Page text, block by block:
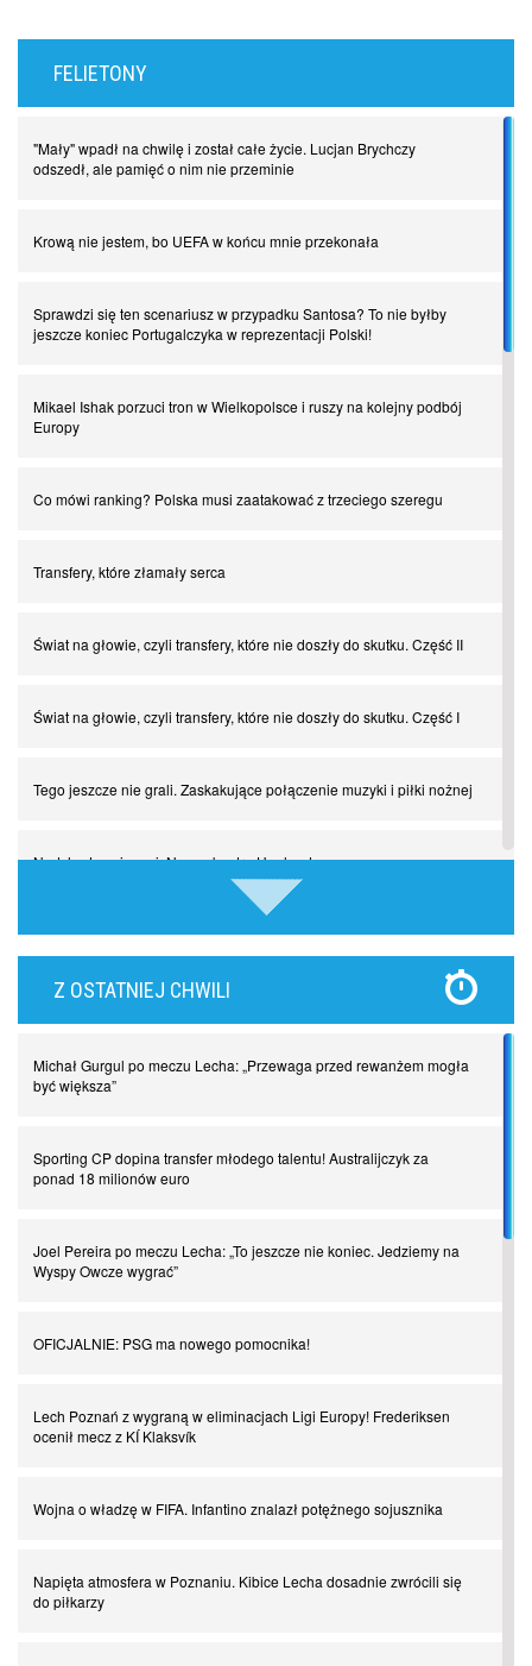
FELIETONY
"Mały" wpadł na chwilę i został całe życie. Lucjan Brychczy
odszedł, ale pamięć o nim nie przeminie
Krową nie jestem, bo UEFA w końcu mnie przekonała
Sprawdzi się ten scenariusz w przypadku Santosa? To nie byłby
jeszcze koniec Portugalczyka w reprezentacji Polski!
Mikael Ishak porzuci tron w Wielkopolsce i ruszy na kolejny podbój
Europy
Co mówi ranking? Polska musi zaatakować z trzeciego szeregu
Transfery, które złamały serca
Świat na głowie, czyli transfery, które nie doszły do skutku. Część II
Świat na głowie, czyli transfery, które nie doszły do skutku. Część I
Tego jeszcze nie grali. Zaskakujące połączenie muzyki i piłki nożnej
Nadchodzą giganci. Nunez kontra Haaland
Lewandowski kontra Bayern. Czy wilk będzie syty, a owca cała?
Piłkarz z numerem 47. Phil Foden i inne przypadki
Spadkowicze z Serie A. Komu powiemy ciao?
Chłopak z pizzerii. Kim był zmarły Mino Raiola?
Manchester United. Czy magik z Holandii odczaruje przeklętą
Puyol i Piqué. Piłkarskie duety, za którymi tęsknimy. Część III
Z OSTATNIEJ CHWILI
Michał Gurgul po meczu Lecha: „Przewaga przed rewanżem mogła
być większa”
Sporting CP dopina transfer młodego talentu! Australijczyk za
ponad 18 milionów euro
Joel Pereira po meczu Lecha: „To jeszcze nie koniec. Jedziemy na
Wyspy Owcze wygrać”
OFICJALNIE: PSG ma nowego pomocnika!
Lech Poznań z wygraną w eliminacjach Ligi Europy! Frederiksen
ocenił mecz z KÍ Klaksvík
Wojna o władzę w FIFA. Infantino znalazł potężnego sojusznika
Napięta atmosfera w Poznaniu. Kibice Lecha dosadnie zwrócili się
do piłkarzy